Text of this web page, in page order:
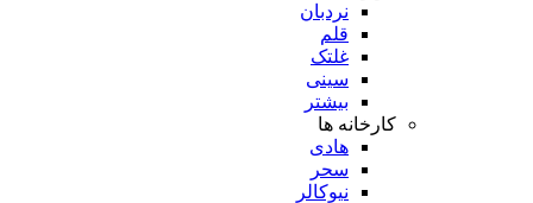
نردبان
قلم
غلتک
سینی
بیشتر
کارخانه ها
هادی
سحر
نیوکالر